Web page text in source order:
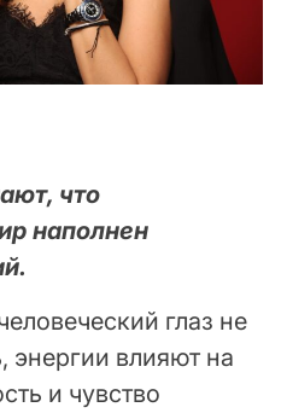
что
наполнен
глаз не
энергии влияют на
и чувство